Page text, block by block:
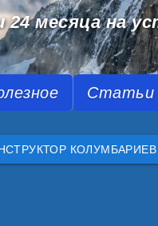
месяца на
Статьи
КОЛУМБАРИЕВ